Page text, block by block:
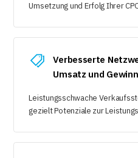
Umsetzung und Erfolg Ihrer
Verbesserte
Umsatz und Gewinn
Leistungsschwache
gezielt Potenziale zur